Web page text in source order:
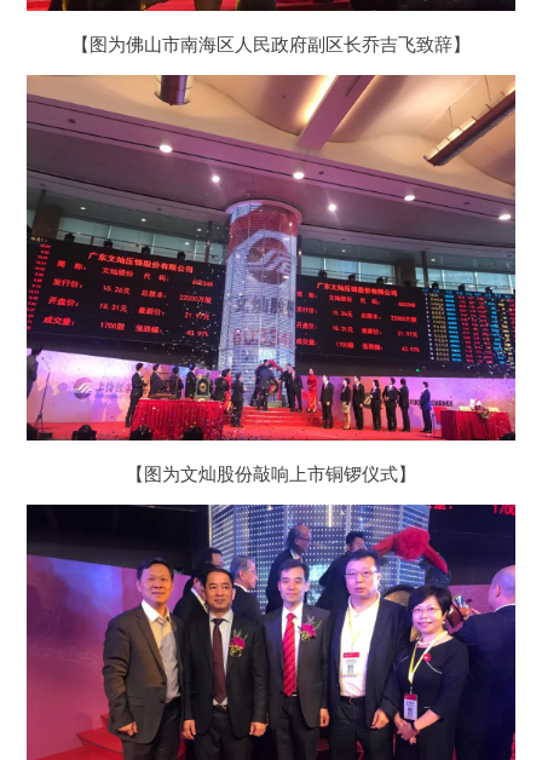
【图为佛山市南海区人民政府副区长乔吉飞致辞】
【图为文灿股份敲响上市铜锣仪式】